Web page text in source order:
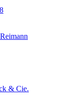
& Cie.